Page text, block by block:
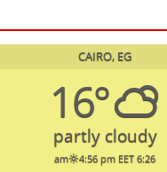
CAIRO, EG
16°
partly cloudy
6:26 am
4:56 pm EET